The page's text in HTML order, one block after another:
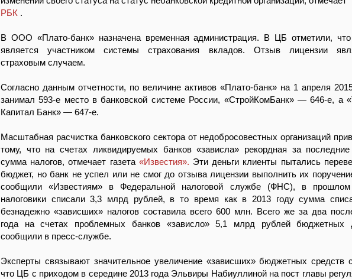
РБК .
В ООО «Плато-банк» назначена временная администрация. В ЦБ отметили,
является участником системы страхования вкладов. Отзыв лицензии
страховым случаем.
Согласно данным отчетности, по величине активов «Плато-банк» на 1 апреля
занимал 593-е место в банковской системе России, «СтройКомБанк» — 646-е, а
Капитал Банк» — 647-е.
Масштабная расчистка банковского сектора от недобросовестных организаций
тому, что на счетах ликвидируемых банков «зависла» рекордная за
сумма налогов, отмечает газета «Известия». Эти деньги клиенты пытались
бюджет, но банк не успел или не смог до отзыва лицензии выполнить их
сообщили «Известиям» в Федеральной налоговой службе (ФНС), в прошлом
налоговики списали 3,3 млрд рублей, в то время как в 2013 году сумма
безнадежно «зависших» налогов составила всего 600 млн. Всего же за два
года на счетах проблемных банков «зависло» 5,1 млрд рублей бюджетных
сообщили в пресс-службе.
Эксперты связывают значительное увеличение «зависших» бюджетных средств
что ЦБ с приходом в середине 2013 года Эльвиры Набиуллиной на пост главы